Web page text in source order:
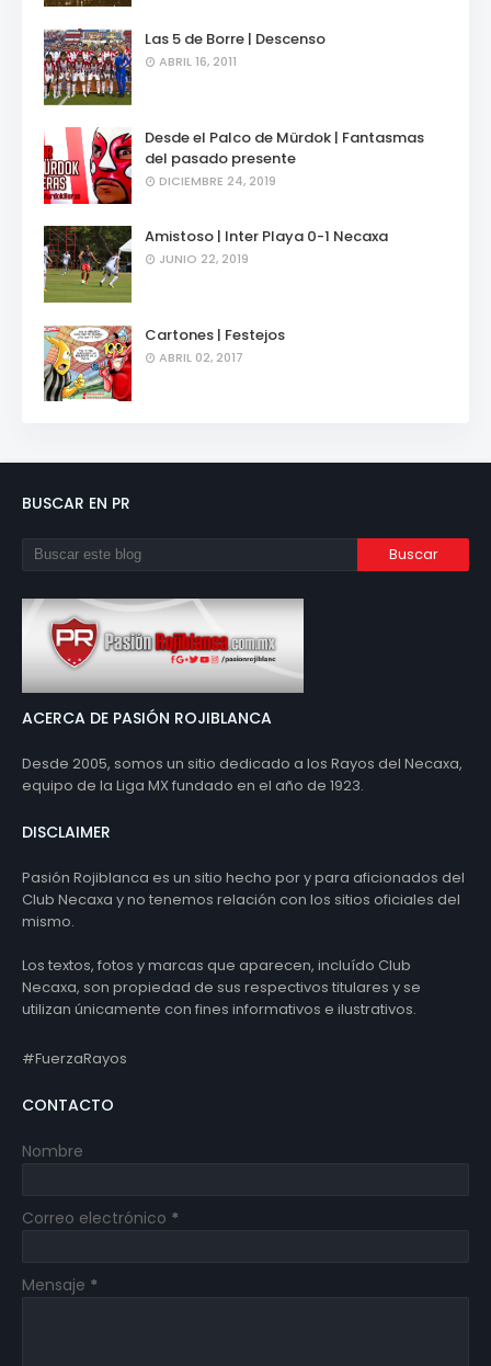
Las 5 de Borre | Descenso
ABRIL 16, 2011
Desde el Palco de Mürdok | Fantasmas
del pasado presente
DICIEMBRE 24, 2019
Amistoso | Inter Playa 0-1 Necaxa
JUNIO 22, 2019
Cartones | Festejos
ABRIL 02, 2017
BUSCAR EN PR
ACERCA DE PASIÓN ROJIBLANCA
Desde 2005, somos un sitio dedicado a los Rayos del Necaxa,
equipo de la Liga MX fundado en el año de 1923.
DISCLAIMER
Pasión Rojiblanca es un sitio hecho por y para aficionados del
Club Necaxa y no tenemos relación con los sitios oficiales del
mismo.
Los textos, fotos y marcas que aparecen, incluído Club
Necaxa, son propiedad de sus respectivos titulares y se
utilizan únicamente con fines informativos e ilustrativos.
#FuerzaRayos
CONTACTO
Nombre
Correo electrónico *
Mensaje *